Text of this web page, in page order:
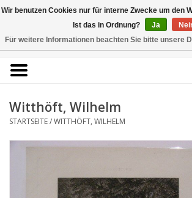
Kunstantiquariat
Rolf Brehmer
Portal für Grafik aus 5
Witthöft, Wilhelm
STARTSEITE/WITTHÖFT, WILHELM
Wir benutzen Cookies nur für interne Zwecke um den
Ist das in Ordnung?
Ja
Für weitere Informationen beachten Sie bitte unsere